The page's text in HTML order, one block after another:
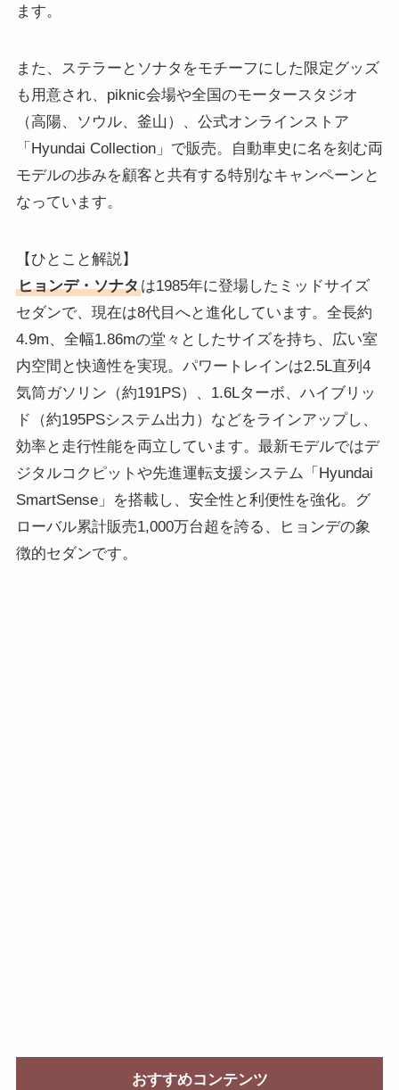
ます。
また、ステラーとソナタをモチーフにした限定グッズ
も用意され、piknic会場や全国のモータースタジオ
（高陽、ソウル、釜山）、公式オンラインストア
「Hyundai Collection」で販売。自動車史に名を刻む両
モデルの歩みを顧客と共有する特別なキャンペーンと
なっています。
【ひとこと解説】
ヒョンデ・ソナタは1985年に登場したミッドサイズ
セダンで、現在は8代目へと進化しています。全長約
4.9m、全幅1.86mの堂々としたサイズを持ち、広い室
内空間と快適性を実現。パワートレインは2.5L直列4
気筒ガソリン（約191PS）、1.6Lターボ、ハイブリッ
ド（約195PSシステム出力）などをラインアップし、
効率と走行性能を両立しています。最新モデルではデ
ジタルコクピットや先進運転支援システム「Hyundai
SmartSense」を搭載し、安全性と利便性を強化。グ
ローバル累計販売1,000万台超を誇る、ヒョンデの象
徴的セダンです。
おすすめコンテンツ